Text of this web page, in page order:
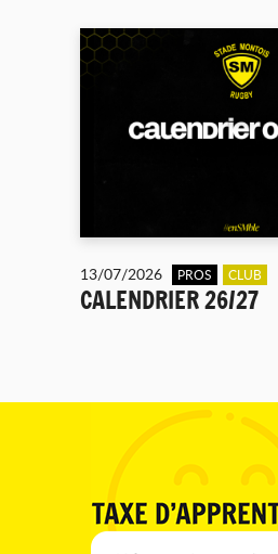
13/07/2026 PROS CLUB
CALENDRIER 26/27